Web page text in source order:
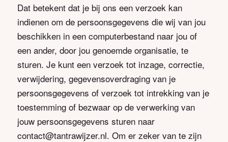
Dat betekent dat je bij ons een verzoek kan
indienen om de persoonsgegevens die wij van jou
beschikken in een computerbestand naar jou of
een ander, door jou genoemde organisatie, te
sturen. Je kunt een verzoek tot inzage, correctie,
verwijdering, gegevensoverdraging van je
persoonsgegevens of verzoek tot intrekking van je
toestemming of bezwaar op de verwerking van
jouw persoonsgegevens sturen naar
contact@tantrawijzer.nl. Om er zeker van te zijn